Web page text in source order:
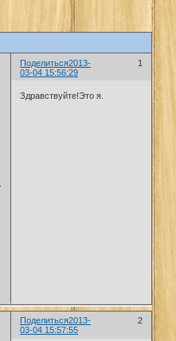
Поделиться 1
2013-
03-04 15:56:29
Здравствуйте!Это я.
Поделиться 2
2013-
03-04 15:57:55